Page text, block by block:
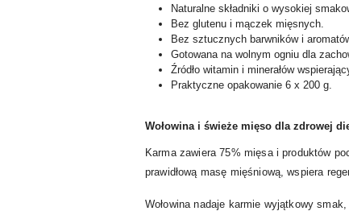
Naturalne składniki o wysokiej
Bez glutenu i mączek mięsnych.
Bez sztucznych barwników i
Gotowana na wolnym ogniu dla
Źródło witamin i minerałów
Praktyczne opakowanie 6 x 200 g.
Wołowina i świeże mięso dla zdrowej
Karma zawiera 75% mięsa i produktów
prawidłową masę mięśniową, wspiera
Wołowina nadaje karmie wyjątkowy